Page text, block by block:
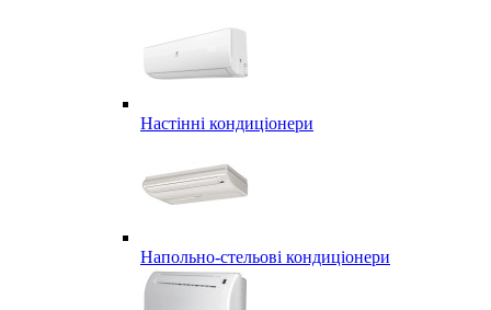
Настінні кондиціонери
Напольно-стельові кондиціонери